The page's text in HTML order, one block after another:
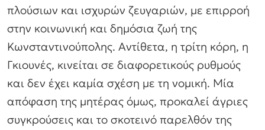
πλούσιων και ισχυρών ζευγαριών, με επιρροή
στην κοινωνική και δημόσια ζωή της
Κωνσταντινούπολης. Αντίθετα, η τρίτη κόρη, η
Γκιουνές, κινείται σε διαφορετικούς ρυθμούς
και δεν έχει καμία σχέση με τη νομική. Μία
απόφαση της μητέρας όμως, προκαλεί άγριες
συγκρούσεις και το σκοτεινό παρελθόν της